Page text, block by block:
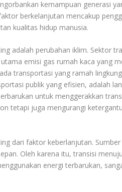
kemampuan generasi
berkelanjutan mencakup
kualitas hidup manusia.
adalah perubahan iklim. Sektor
emisi gas rumah kaca yang
transportasi yang ramah
publik yang efisien, adalah
untuk menggerakkan
tetapi juga mengurangi
dari faktor keberlanjutan.
Oleh karena itu, transisi
energi terbarukan,